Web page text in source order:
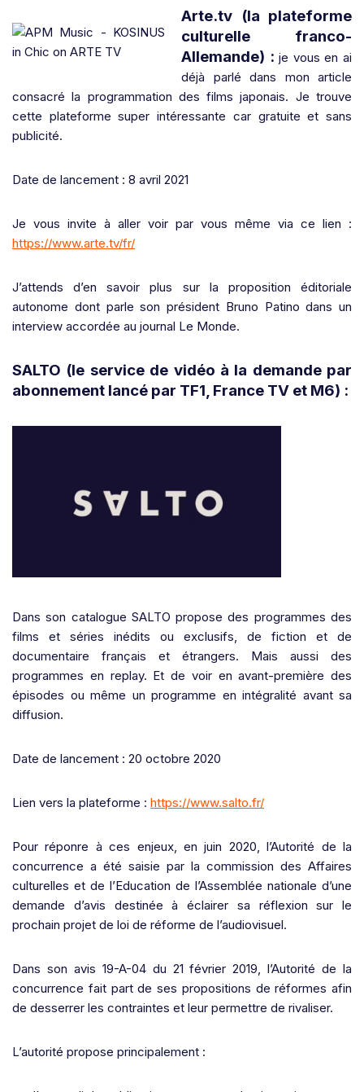
Arte.tv (la plateforme
culturelle franco-
Allemande) : je vous en ai
déjà parlé dans mon article
consacré la programmation des films japonais. Je trouve
cette plateforme super intéressante car gratuite et sans
publicité.
Date de lancement : 8 avril 2021
Je vous invite à aller voir par vous même via ce lien :
https://www.arte.tv/fr/
J’attends d’en savoir plus sur la proposition éditoriale
autonome dont parle son président Bruno Patino dans un
interview accordée au journal Le Monde.
SALTO (le service de vidéo à la demande par
abonnement lancé par TF1, France TV et M6) :
Dans son catalogue SALTO propose des programmes des
films et séries inédits ou exclusifs, de fiction et de
documentaire français et étrangers. Mais aussi des
programmes en replay. Et de voir en avant-première des
épisodes ou même un programme en intégralité avant sa
diffusion.
Date de lancement : 20 octobre 2020
Lien vers la plateforme : https://www.salto.fr/
Pour réponre à ces enjeux, en juin 2020, l’Autorité de la
concurrence a été saisie par la commission des Affaires
culturelles et de l’Education de l’Assemblée nationale d’une
demande d’avis destinée à éclairer sa réflexion sur le
prochain projet de loi de réforme de l’audiovisuel.
Dans son avis 19-A-04 du 21 février 2019, l’Autorité de la
concurrence fait part de ses propositions de réformes afin
de desserrer les contraintes et leur permettre de rivaliser.
L’autorité propose principalement :